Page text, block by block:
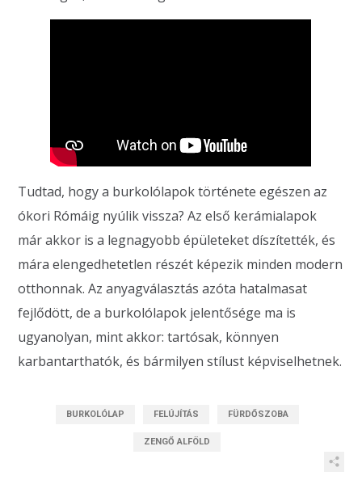
Tudtad, hogy a burkolólapok története egészen az
ókori Rómáig nyúlik vissza? Az első kerámialapok
már akkor is a legnagyobb épületeket díszítették, és
mára elengedhetetlen részét képezik minden modern
otthonnak. Az anyagválasztás azóta hatalmasat
fejlődött, de a burkolólapok jelentősége ma is
ugyanolyan, mint akkor: tartósak, könnyen
karbantarthatók, és bármilyen stílust képviselhetnek.
BURKOLÓLAP FELÚJÍTÁS FÜRDŐSZOBA
ZENGŐ ALFÖLD